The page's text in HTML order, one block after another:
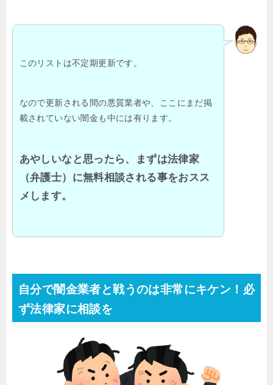
このリストは不定期更新です。
なので更新される間の悪質業者や、ここにまだ掲
載されていない闇金も中には有ります。
あやしいなと思ったら、まずは法律家
（弁護士）に無料相談される事をおスス
メします。
自分で闇金業者と戦うのは非常にキケン！必
ず法律家に相談を